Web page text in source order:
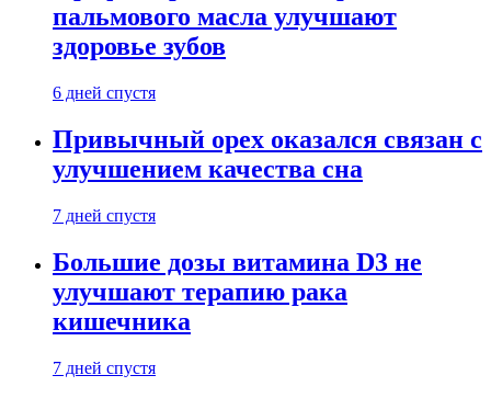
пальмового масла улучшают
здоровье зубов
6 дней спустя
Привычный орех оказался связан с
улучшением качества сна
7 дней спустя
Большие дозы витамина D3 не
улучшают терапию рака
кишечника
7 дней спустя